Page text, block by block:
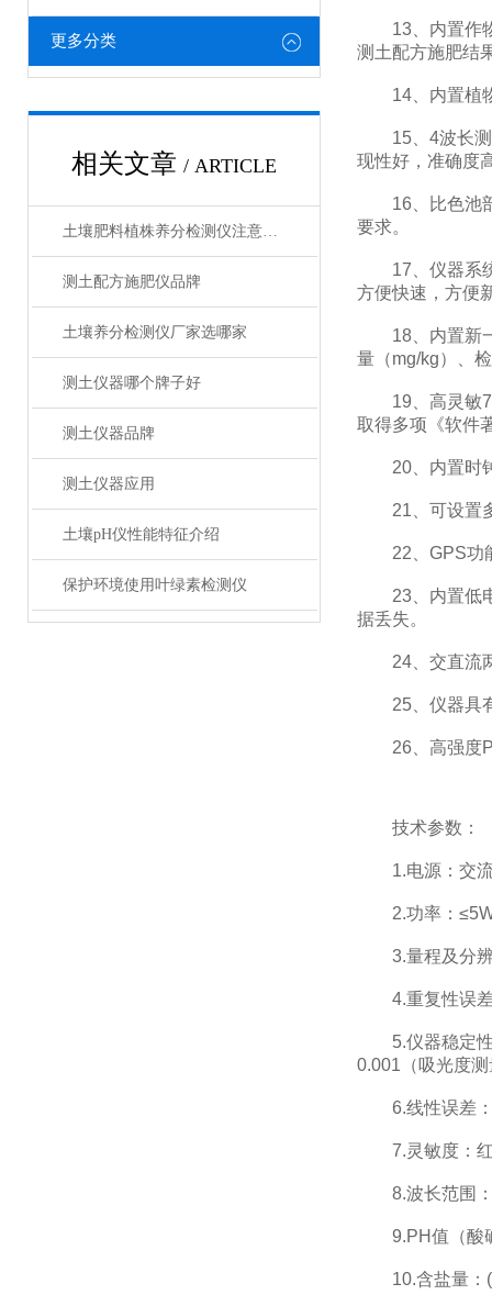
更多分类
相关文章 / ARTICLE
土壤肥料植株养分检测仪注意事项
测土配方施肥仪品牌
土壤养分检测仪厂家选哪家
测土仪器哪个牌子好
测土仪器品牌
测土仪器应用
土壤pH仪性能特征介绍
保护环境使用叶绿素检测仪
13、内置作物
测土配方施肥结
14、内置植物
15、4波长测
现性好，准确度
16、比色池部
要求。
17、仪器系统
方便快速，方便
18、内置新一
量（mg/kg）、
19、高灵敏7
取得多项《软件
20、内置时钟
21、可设置多
22、GPS功能
23、内置低电
据丢失。
24、交直流两
25、仪器具有
26、高强度
技术参数：
1.电源：交流
2.功率：
3.量程及分辨
4.重复性误差
5.仪器稳定性
0.001（吸光度
6.线性误差：
7.灵敏度：红
8.波长范围：
9.PH值（酸碱
10.含盐量：